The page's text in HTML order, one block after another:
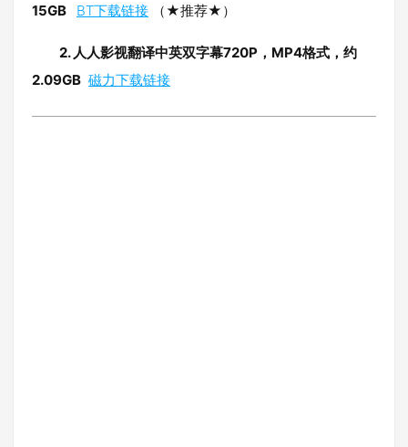
15GB
BT下载链接 （★推荐★）
2. 人人影视翻译中英双字幕720P，MP4格式，约
2.09GB 磁力下载链接